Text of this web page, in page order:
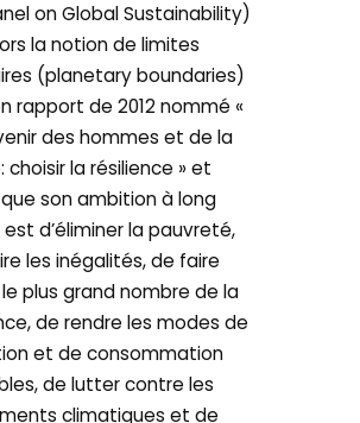
on Global Sustainability)
la notion de limites
(planetary boundaries)
rapport de 2012 nommé «
des hommes et de la
choisir la résilience » et
son ambition à long
d’éliminer la pauvreté,
les inégalités, de faire
plus grand nombre de la
de rendre les modes de
et de consommation
de lutter contre les
climatiques et de